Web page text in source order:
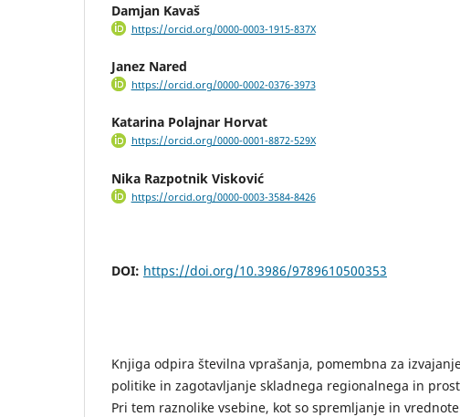
Damjan Kavaš
https://orcid.org/0000-0003-1915-837X
Janez Nared
https://orcid.org/0000-0002-0376-3973
Katarina Polajnar Horvat
https://orcid.org/0000-0001-8872-529X
Nika Razpotnik Visković
https://orcid.org/0000-0003-3584-8426
DOI: https://doi.org/10.3986/9789610500353
Knjiga odpira številna vprašanja, pomembna za
politike in zagotavljanje skladnega regionalnega in
Pri tem raznolike vsebine, kot so spremljanje in